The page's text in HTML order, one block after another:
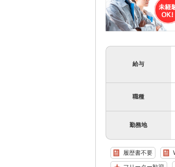
給与
職種
勤務地
履歴書不要